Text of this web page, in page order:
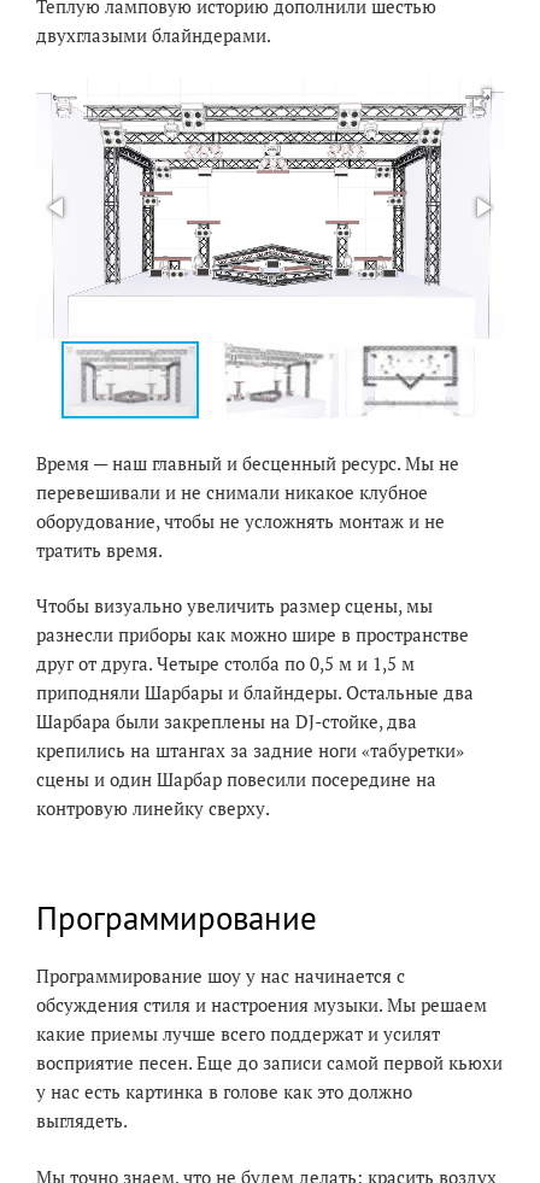
Теплую ламповую историю дополнили шестью
двухглазыми блайндерами.
Время — наш главный и бесценный ресурс. Мы не
перевешивали и не снимали никакое клубное
оборудование, чтобы не усложнять монтаж и не
тратить время.
Чтобы визуально увеличить размер сцены, мы
разнесли приборы как можно шире в пространстве
друг от друга. Четыре столба по 0,5 м и 1,5 м
приподняли Шарбары и блайндеры. Остальные два
Шарбара были закреплены на DJ-стойке, два
крепились на штангах за задние ноги «табуретки»
сцены и один Шарбар повесили посередине на
контровую линейку сверху.
Программирование
Программирование шоу у нас начинается с
обсуждения стиля и настроения музыки. Мы решаем
какие приемы лучше всего поддержат и усилят
восприятие песен. Еще до записи самой первой кьюхи
у нас есть картинка в голове как это должно
выглядеть.
Мы точно знаем, что не будем делать: красить воздух